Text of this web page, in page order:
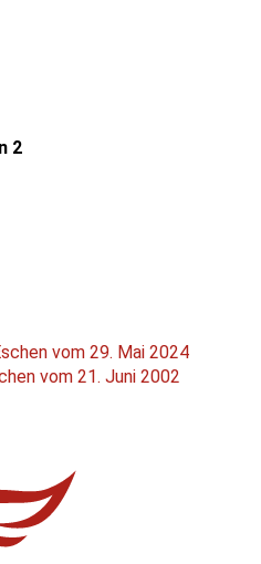
2
vom 29. Mai 2024
vom 21. Juni 2002